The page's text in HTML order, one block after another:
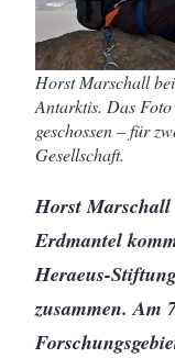
Horst Marschall
Antarktis. Das Foto
geschossen – für
Gesellschaft.
Horst Marschall
Erdmantel
Heraeus-
zusammen. Am